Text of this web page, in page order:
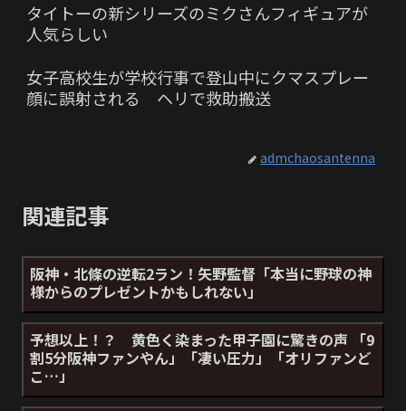
タイトーの新シリーズのミクさんフィギュアが
人気らしい
女子高校生が学校行事で登山中にクマスプレー
顔に誤射される ヘリで救助搬送
admchaosantenna
関連記事
阪神・北條の逆転2ラン！矢野監督「本当に野球の神
様からのプレゼントかもしれない」
予想以上！？ 黄色く染まった甲子園に驚きの声 「9
割5分阪神ファンやん」「凄い圧力」「オリファンど
こ…」